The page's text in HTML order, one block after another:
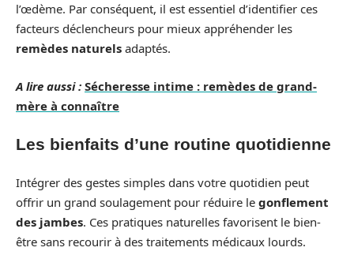
l’œdème. Par conséquent, il est essentiel d’identifier ces
facteurs déclencheurs pour mieux appréhender les
remèdes naturels adaptés.
A lire aussi : Sécheresse intime : remèdes de grand-
mère à connaître
Les bienfaits d’une routine quotidienne
Intégrer des gestes simples dans votre quotidien peut
offrir un grand soulagement pour réduire le gonflement
des jambes. Ces pratiques naturelles favorisent le bien-
être sans recourir à des traitements médicaux lourds.